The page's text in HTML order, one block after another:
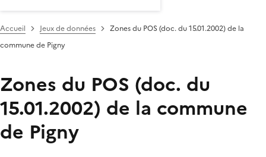
Accueil Jeux de données
Zones du POS (doc. du 15.01.2002) de la
commune de Pigny
Zones du POS (doc. du
15.01.2002) de la commune
de Pigny